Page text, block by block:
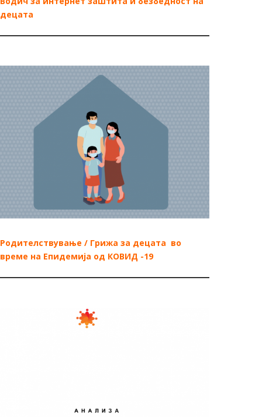
децата
Родителствување / Грижа за децата во
време на Епидемија од КОВИД -19